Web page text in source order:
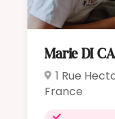
Marie DI
1 Rue
France